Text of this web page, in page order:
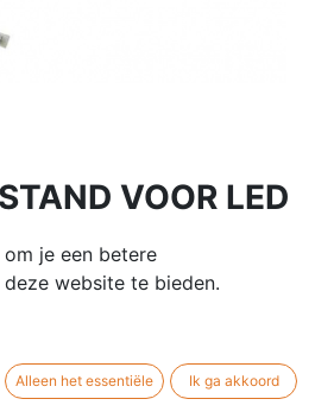
VOOR LED
5w
bij LED verlichting zoals o.a.
je een betere
website te bieden.
Alleen het essentiële Ik ga akkoord